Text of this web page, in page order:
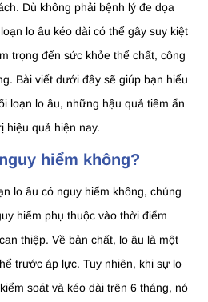
Dù không phải bệnh lý đe dọa
lo âu kéo dài có thể gây suy kiệt
trọng đến sức khỏe thể chất, công
Bài viết dưới đây sẽ giúp bạn hiểu
loạn lo âu, những hậu quả tiềm ẩn
hiệu quả hiện nay.
hiểm không?
lo âu có nguy hiểm không, chúng
hiểm phụ thuộc vào thời điểm
thiệp. Về bản chất, lo âu là một
trước áp lực. Tuy nhiên, khi sự lo
soát và kéo dài trên 6 tháng, nó